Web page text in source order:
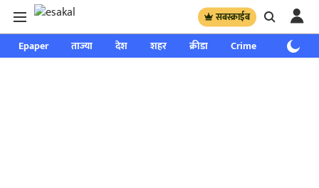
सबस्क्राईब
Epaper ताज्या देश शहर क्रीडा Crime साप्ताहिक